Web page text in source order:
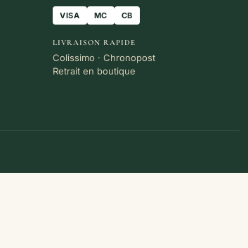
VISA MC CB
LIVRAISON RAPIDE
Colissimo · Chronopost
Retrait en boutique